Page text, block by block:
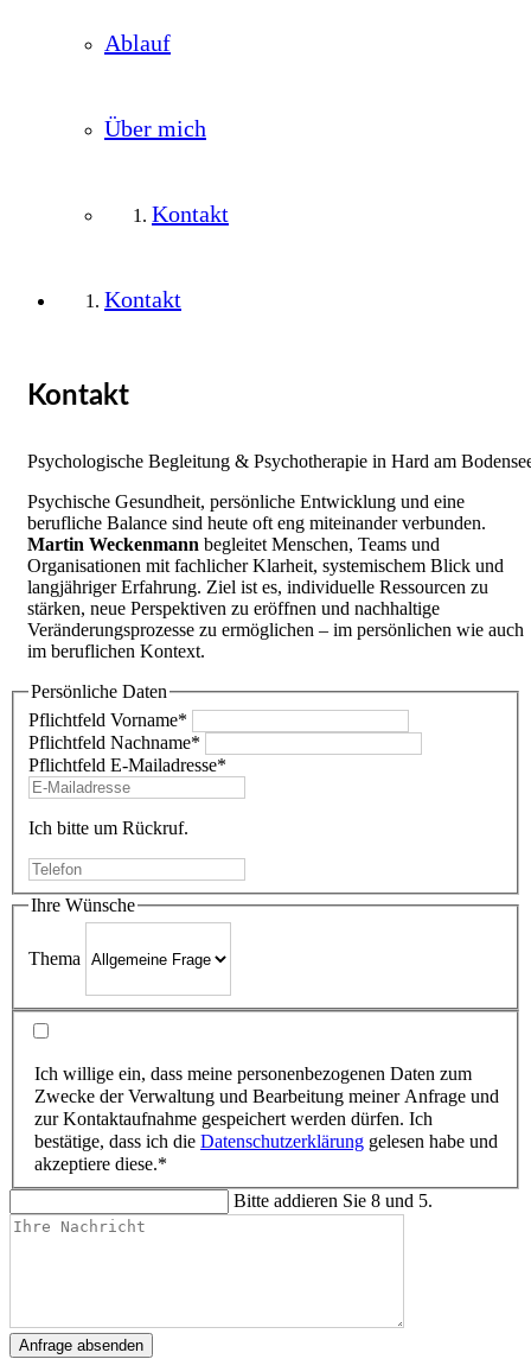
Ablauf
Über mich
Kontakt
Kontakt
Kontakt
Psychologische Begleitung & Psychotherapie in Hard am
Psychische Gesundheit, persönliche Entwicklung und eine
berufliche Balance sind heute oft eng miteinander verbunden.
Martin Weckenmann begleitet Menschen, Teams und
Organisationen mit fachlicher Klarheit, systemischem Blick und
langjähriger Erfahrung. Ziel ist es, individuelle Ressourcen zu
stärken, neue Perspektiven zu eröffnen und nachhaltige
Veränderungsprozesse zu ermöglichen – im persönlichen wie auch
im beruflichen Kontext.
Persönliche Daten
Pflichtfeld Vorname*
Pflichtfeld Nachname*
Pflichtfeld E-Mailadresse*
Ich bitte um Rückruf.
Ihre Wünsche
Thema
Ich willige ein, dass meine personenbezogenen Daten zum
Zwecke der Verwaltung und Bearbeitung meiner Anfrage und
zur Kontaktaufnahme gespeichert werden dürfen. Ich
bestätige, dass ich die Datenschutzerklärung gelesen habe und
akzeptiere diese.*
Bitte addieren Sie 8 und 5.
Anfrage absenden